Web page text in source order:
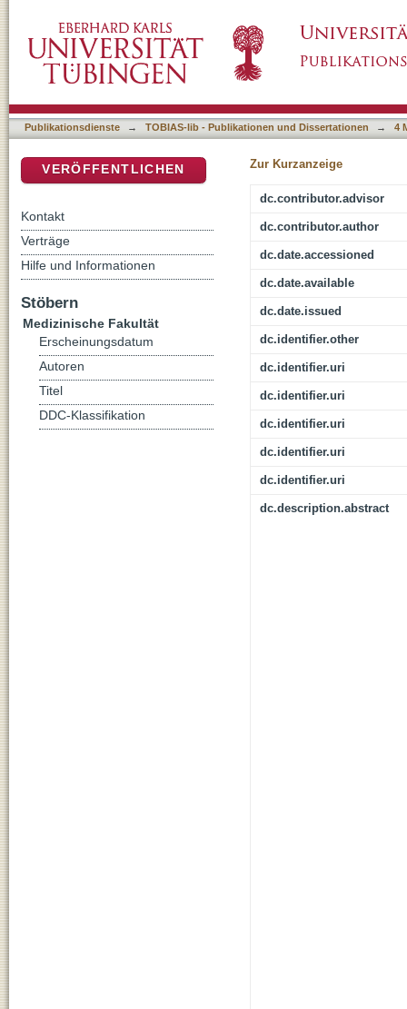
der asymptomatischen Atherosklerose bei
nicht-klassischen Monozyten ist in
assoziiert
Publikationsdienste → TOBIAS-lib - Publikationen und Dissertationen → 4
Zur Kurzanzeige
dc.contributor.advisor
dc.contributor.author
dc.date.accessioned
dc.date.available
dc.date.issued
dc.identifier.other
dc.identifier.uri
dc.identifier.uri
dc.identifier.uri
dc.identifier.uri
dc.identifier.uri
dc.description.abstract
VERÖFFENTLICHEN
Kontakt
Verträge
Hilfe und Informationen
Stöbern
Medizinische Fakultät
Erscheinungsdatum
Autoren
Titel
DDC-Klassifikation